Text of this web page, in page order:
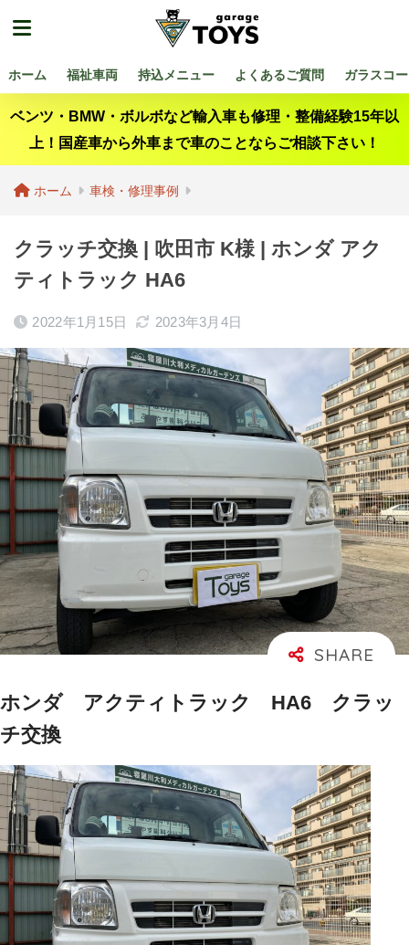
ホーム 福祉車両 持込メニュー よくあるご質問 ガラスコ
ベンツ・BMW・ボルボなど輸入車も修理・整備経験15年以
上！国産車から外車まで車のことならご相談下さい！
ホーム 車検・修理事例
クラッチ交換 | 吹田市 K様 | ホンダ アク
ティトラック HA6
2022年1月15日 2023年3月4日
ホンダ アクティトラック HA6 クラッ
チ交換